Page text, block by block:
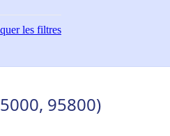
les filtres
95800)